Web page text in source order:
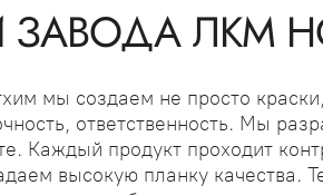
ЛКМ
мы создаем не просто
ответственность. Мы
Каждый продукт проходит
высокую планку качества.